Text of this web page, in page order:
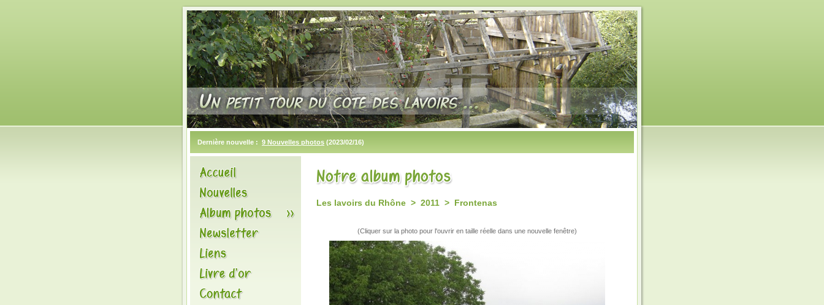
Dernière nouvelle : 9 Nouvelles photos (2023/02/16)
Les lavoirs du Rhône > 2011 > Frontenas
(Cliquer sur la photo pour l'ouvrir en taille réelle dans une nouvelle fenêtre)